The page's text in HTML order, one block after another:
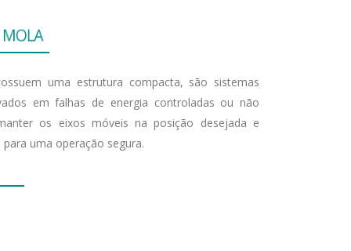
MOLA
uma estrutura compacta, são sistemas
em falhas de energia controladas ou não
os eixos móveis na posição desejada e
uma operação segura.